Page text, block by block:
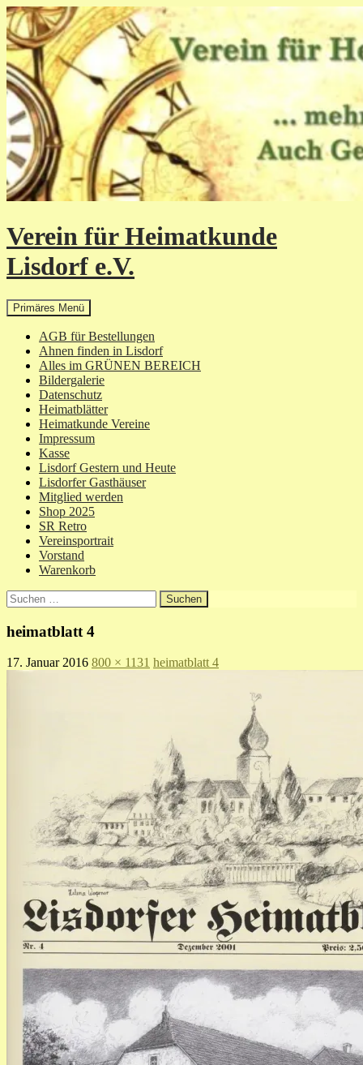
Zum
Inhalt
springen
Verein für Heimatkunde
Lisdorf e.V.
Suchen
Primäres Menü
AGB für Bestellungen
Ahnen finden in Lisdorf
Alles im GRÜNEN BEREICH
Bildergalerie
Datenschutz
Heimatblätter
Heimatkunde Vereine
Impressum
Kasse
Lisdorf Gestern und Heute
Lisdorfer Gasthäuser
Mitglied werden
Shop 2025
SR Retro
Vereinsportrait
Vorstand
Warenkorb
Suchen
nach:
heimatblatt 4
17. Januar 2016 800 × 1131 heimatblatt 4